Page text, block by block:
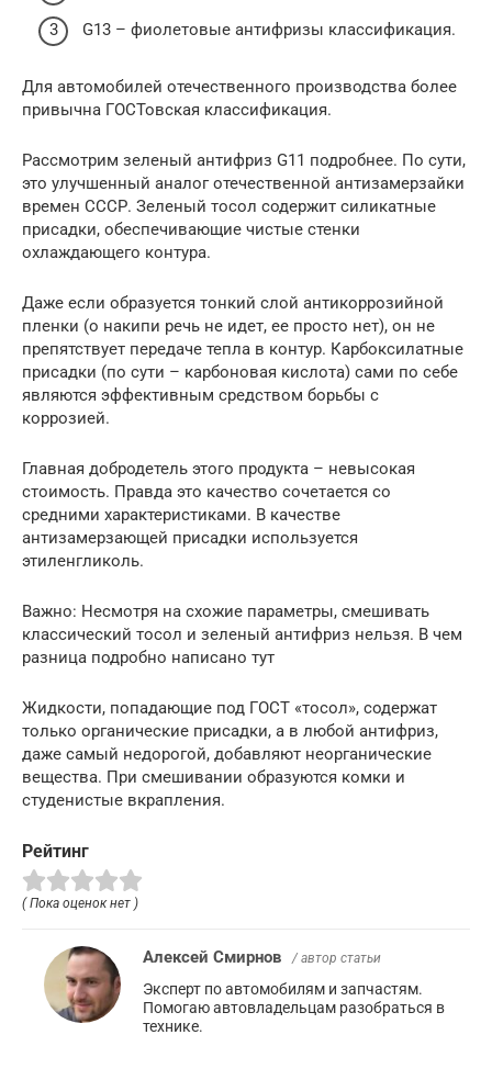
G13 – фиолетовые антифризы классификация.
Для автомобилей отечественного производства более
привычна ГОСТовская классификация.
Рассмотрим зеленый антифриз G11 подробнее. По сути,
это улучшенный аналог отечественной антизамерзайки
времен СССР. Зеленый тосол содержит силикатные
присадки, обеспечивающие чистые стенки
охлаждающего контура.
Даже если образуется тонкий слой антикоррозийной
пленки (о накипи речь не идет, ее просто нет), он не
препятствует передаче тепла в контур. Карбоксилатные
присадки (по сути – карбоновая кислота) сами по себе
являются эффективным средством борьбы с
коррозией.
Главная добродетель этого продукта – невысокая
стоимость. Правда это качество сочетается со
средними характеристиками. В качестве
антизамерзающей присадки используется
этиленгликоль.
Важно: Несмотря на схожие параметры, смешивать
классический тосол и зеленый антифриз нельзя. В чем
разница подробно написано тут
Жидкости, попадающие под ГОСТ «тосол», содержат
только органические присадки, а в любой антифриз,
даже самый недорогой, добавляют неорганические
вещества. При смешивании образуются комки и
студенистые вкрапления.
Рейтинг
( Пока оценок нет )
Алексей Смирнов / автор статьи
Эксперт по автомобилям и запчастям.
Помогаю автовладельцам разобраться в
технике.